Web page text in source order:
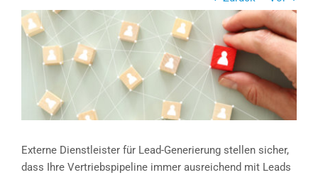
Zeige
grösseres
Externe Dienstleister für Lead-Generierung stellen sicher,
dass Ihre Vertriebspipeline immer ausreichend mit Leads